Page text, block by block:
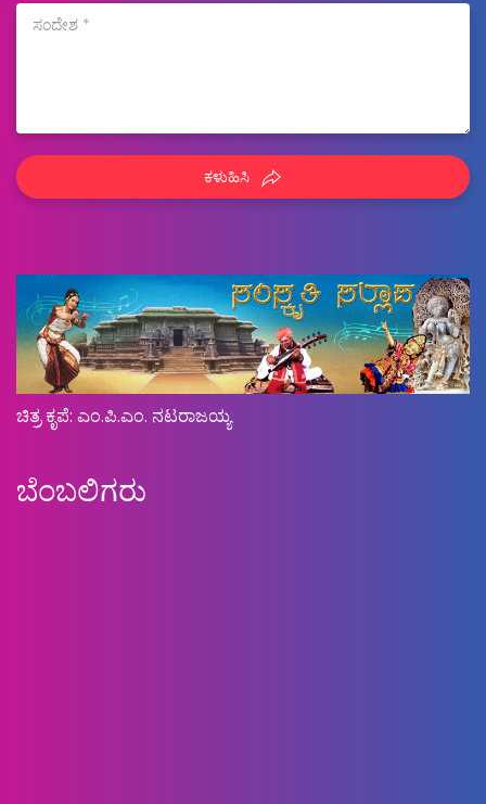
ಕಳುಹಿಸಿ
ಚಿತ್ರ ಕೃಪೆ: ಎಂ.ಪಿ.ಎಂ. ನಟರಾಜಯ್ಯ
ಬೆಂಬಲಿಗರು